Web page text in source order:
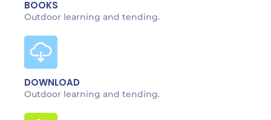
BOOKS
Outdoor learning and tending.
DOWNLOAD
Outdoor learning and tending.